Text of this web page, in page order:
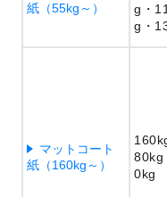
紙（55kg～）
g
g
マットコート
紙（160kg～）
80kg
0kg